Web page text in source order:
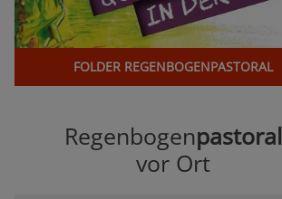
FOLDER REGENBOGENPASTORAL
Regenbogenpastoral
vor Ort